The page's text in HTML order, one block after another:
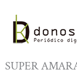
contenido
SUPER